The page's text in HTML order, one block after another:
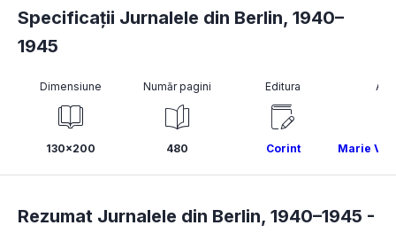
Specificații Jurnalele din Berlin, 1940–
1945
Dimensiune
130x200
Număr pagini
480
Editura
Corint Marie
Rezumat Jurnalele din Berlin, 1940–1945 -